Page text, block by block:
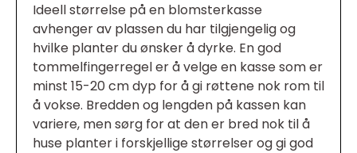
Ideell størrelse på en blomsterkasse
avhenger av plassen du har tilgjengelig og
hvilke planter du ønsker å dyrke. En god
tommelfingerregel er å velge en kasse som er
minst 15-20 cm dyp for å gi røttene nok rom til
å vokse. Bredden og lengden på kassen kan
variere, men sørg for at den er bred nok til å
huse planter i forskjellige størrelser og gi god